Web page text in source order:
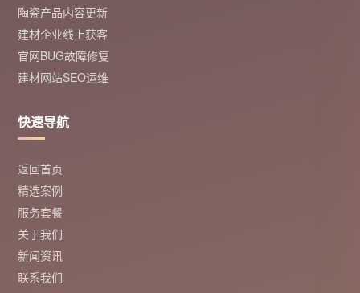
陶瓷产品内容更新
建材企业线上获客
官网BUG故障修复
建材网站SEO运维
快速导航
返回首页
精选案例
服务套餐
关于我们
新闻资讯
联系我们